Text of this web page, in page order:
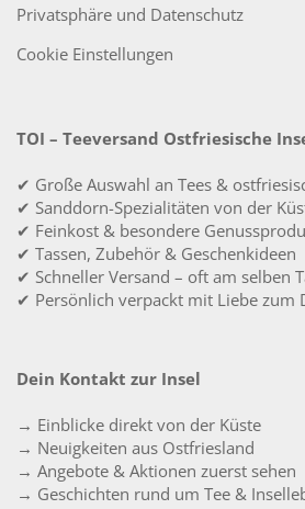
Privatsphäre und Datenschutz
Cookie Einstellungen
TOI – Teeversand Ostfriesische
✔ Große Auswahl an Tees &
✔ Sanddorn-Spezialitäten von der
✔ Feinkost & besondere
✔ Tassen, Zubehör & Geschenkideen
✔ Schneller Versand – oft am selben
✔ Persönlich verpackt mit Liebe zum
Dein Kontakt zur Insel
→ Einblicke direkt von der Küste
→ Neuigkeiten aus Ostfriesland
→ Angebote & Aktionen zuerst sehen
→ Geschichten rund um Tee &